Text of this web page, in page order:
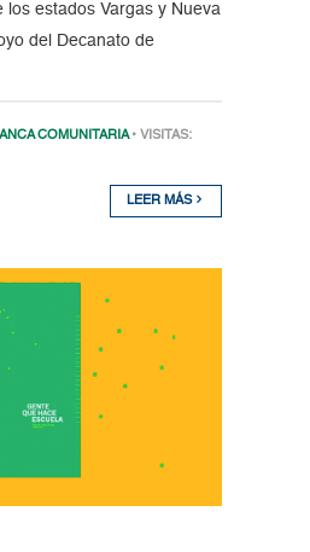
los estados Vargas y Nueva
del Decanato de
COMUNITARIA • VISITAS:
LEER MÁS